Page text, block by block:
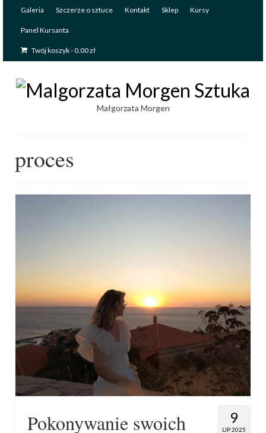
Galeria Szczerze o sztuce Kontakt Sklep Kursy
Panel Kursanta
Twój koszyk-0.00zł
Małgorzata Morgen
proces
9
LIP 2025
Pokonywanie swoich